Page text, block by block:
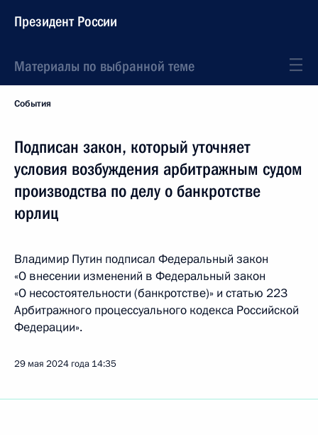
Президент России
Материалы по выбранной теме
События
Подписан закон, который уточняет
условия возбуждения арбитражным судом
производства по делу о банкротстве
юрлиц
Владимир Путин подписал Федеральный закон
«О внесении изменений в Федеральный закон
«О несостоятельности (банкротстве)» и статью 223
Арбитражного процессуального кодекса Российской
Федерации».
29 мая 2024 года 14:35